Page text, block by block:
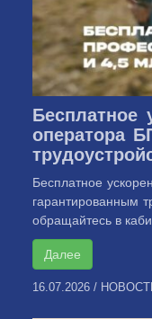
Бесплатное
оператора
Бесплатное
гарантированным
обращайтесь в
Далее
16.07.2026 /